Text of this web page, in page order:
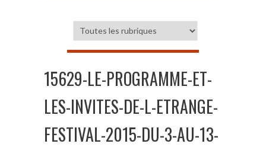
15629-LE-PROGRAMME-ET-
LES-INVITES-DE-L-ETRANGE-
FESTIVAL-2015-DU-3-AU-13-